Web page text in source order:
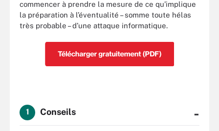
commencer à prendre la mesure de ce qu’implique
la préparation à l’éventualité – somme toute hélas
très probable – d’une attaque informatique.
1 Conseils -